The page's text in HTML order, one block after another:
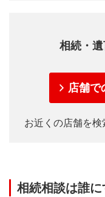
相続・
店舗で
お近くの店舗を検
相続相談は誰に